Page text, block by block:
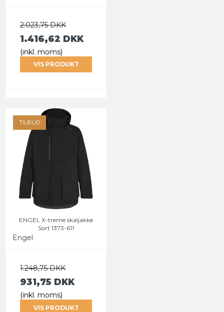
2.023,75 DKK
1.416,62 DKK
(inkl. moms)
VIS PRODUKT
TILBUD
ENGEL X-treme skaljakke
Sort 1373-611
Engel
1.248,75 DKK
931,75 DKK
(inkl. moms)
VIS PRODUKT